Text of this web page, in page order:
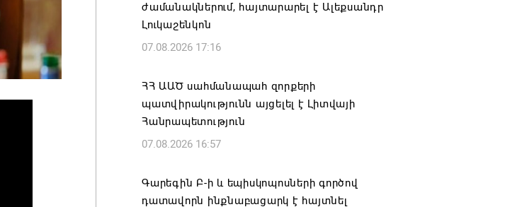
ժամանակներում, հայտարարել է Ալեքսանդր
Լուկաշենկոն
07.08.2026 17:16
ՀՀ ԱԱԾ սահմանապահ զորքերի
պատվիրակությունն այցելել է Լիտվայի
Հանրապետություն
07.08.2026 16:57
Գարեգին Բ-ի և եպիսկոպոսների գործով
դատավորն ինքնաբացարկ է հայտնել